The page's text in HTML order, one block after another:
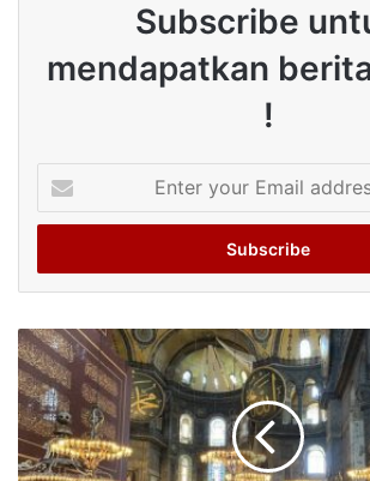
Subscribe
mendapatkan
!
your
Email